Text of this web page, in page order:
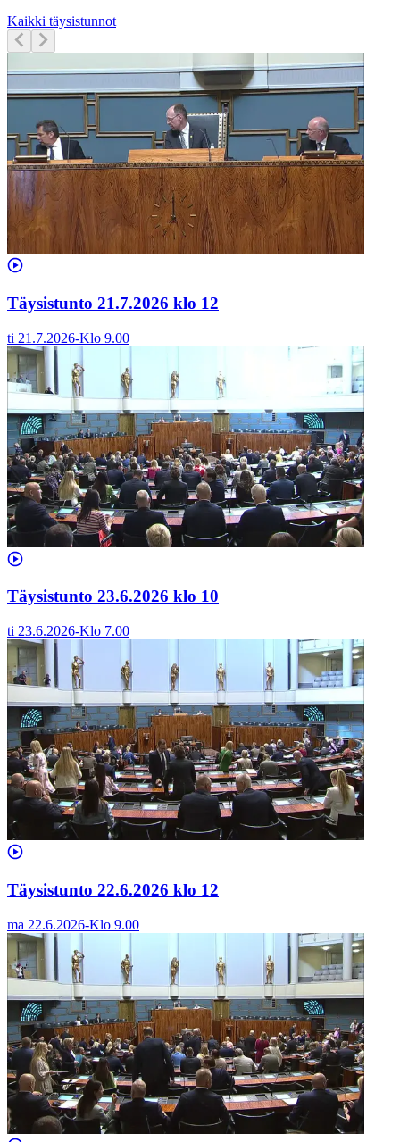
Kaikki täysistunnot
Täysistunto 21.7.2026 klo 12
ti 21.7.2026-Klo 9.00
Täysistunto 23.6.2026 klo 10
ti 23.6.2026-Klo 7.00
Täysistunto 22.6.2026 klo 12
ma 22.6.2026-Klo 9.00